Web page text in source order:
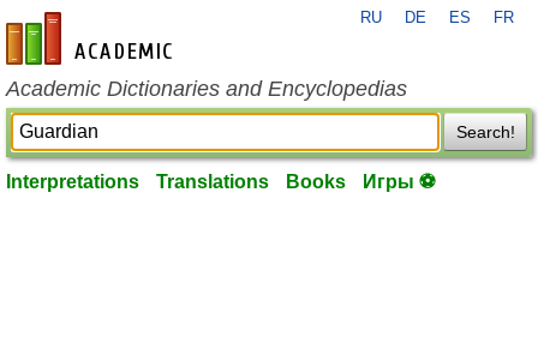
en-academic.com
RU DE ES FR
Academic Dictionaries and Encyclopedias
Search!
Interpretations Translations Books Игры ⚽